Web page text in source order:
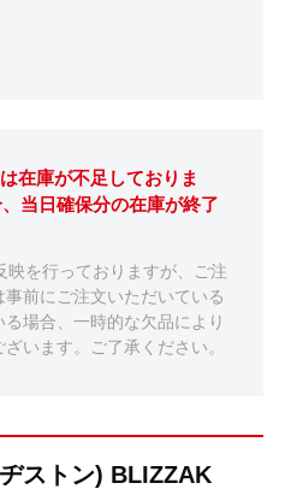
在庫が不足しておりま
当日確保分の在庫が終了
を行っておりますが、ご注
前にご注文いただいている
場合、一時的な欠品により
います。ご了承ください。
ストン) BLIZZAK